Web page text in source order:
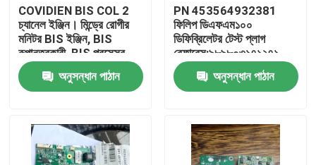
ভিডিও
COVIDIEN BIS COL 2
চ্যানেল ইঞ্জিন। মিন্ড্রে রোগীর
মনিটর BIS ইঞ্জিন, BIS
রূপান্তরকারী, BIS প্রসেসর
অনুসন্ধান পাঠান
PN 453564932381
ফিলিপ ডিএফএম১০০
ডিফিব্রিলেটর টেস্ট প্লাগ
রেফারেন্স:৯৮৯৮০৩১৭১২৭১
অনুসন্ধান পাঠান